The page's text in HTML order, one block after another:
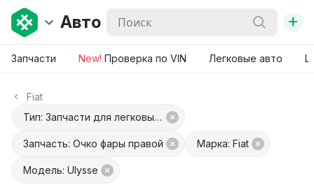
Авто +
Запчасти New! Проверка по VIN Легковые авто
Fiat
Тип: Запчасти для легковых авто
Запчасть: Очко фары правой Марка: Fiat
Модель: Ulysse